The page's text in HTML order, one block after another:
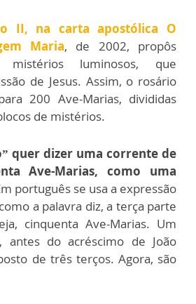
II, na carta apostólica O
Maria, de 2002, propôs
mistérios luminosos, que
de Jesus. Assim, o rosário
200 Ave-Marias, divididas
de mistérios.
quer dizer uma corrente de
Ave-Marias, como uma
português se usa a expressão
a palavra diz, a terça parte
cinquenta Ave-Marias. Um
antes do acréscimo de João
de três terços. Agora, são